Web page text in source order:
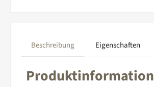
Beschreibung Eigenschaften